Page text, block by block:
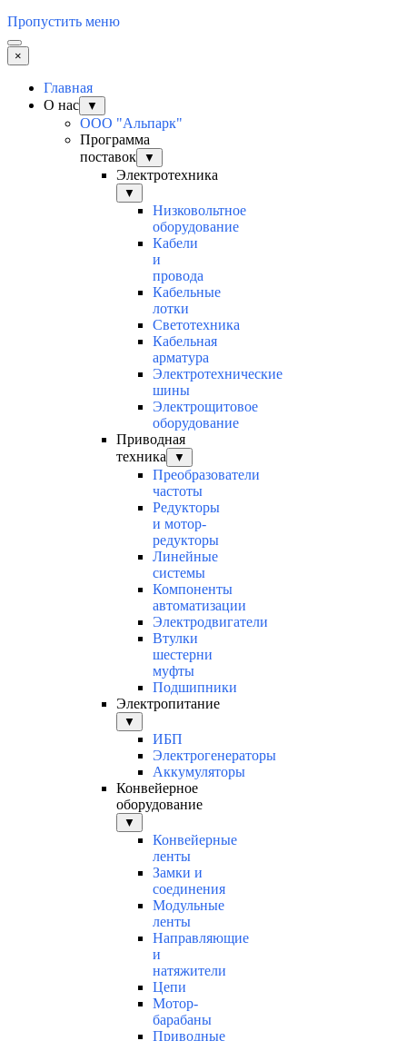
Пропустить меню
×
Главная
О нас
▼
ООО "Альпарк"
Программа
поставок
▼
Электротехника
▼
Низковольтное
оборудование
Кабели
и
провода
Кабельные
лотки
Светотехника
Кабельная
арматура
Электротехнические
шины
Электрощитовое
оборудование
Приводная
техника
▼
Преобразователи
частоты
Редукторы
и мотор-
редукторы
Линейные
системы
Компоненты
автоматизации
Электродвигатели
Втулки
шестерни
муфты
Подшипники
Электропитание
▼
ИБП
Электрогенераторы
Аккумуляторы
Конвейерное
оборудование
▼
Конвейерные
ленты
Замки и
соединения
Модульные
ленты
Направляющие
и
натяжители
Цепи
Мотор-
барабаны
Приводные